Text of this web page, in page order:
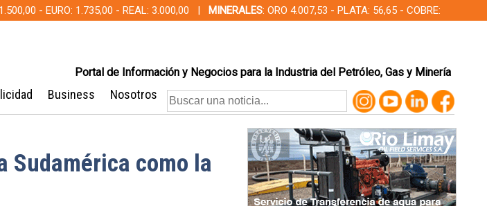
- EURO: 1.735,00 - REAL: 3.000,00 | MINERALES: ORO 4.007,53 - PLATA: 56,65 - COBRE:
Portal de Información y Negocios para la Industria del Petróleo, Gas y Minería
Business Nosotros
Sudamérica como la